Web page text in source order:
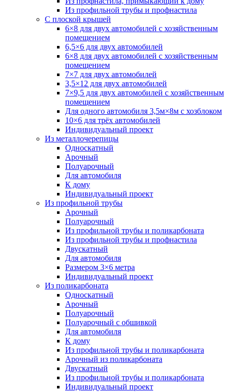
Из профильной трубы и профнастила
С плоской крышей
6×8 для двух автомобилей с хозяйственным
помещением
6,5×6 для двух автомобилей
6×8 для двух автомобилей с хозяйственным
помещением
7×7 для двух автомобилей
3,5×12 для двух автомобилей
7×9,5 для двух автомобилей с хозяйственным
помещением
Для одного автомобиля 3,5м×8м с хозблоком
10×6 для трёх автомобилей
Индивидуальный проект
Из металлочерепицы
Односкатный
Арочный
Полуарочный
Для автомобиля
К дому
Индивидуальный проект
Из профильной трубы
Арочный
Полуарочный
Из профильной трубы и поликарбоната
Из профильной трубы и профнастила
Двускатный
Для автомобиля
Размером 3×6 метра
Индивидуальный проект
Из поликарбоната
Односкатный
Арочный
Полуарочный
Полуарочный с обшивкой
Для автомобиля
К дому
Из профильной трубы и поликарбоната
Арочный из поликарбоната
Двускатный
Из профильной трубы и поликарбоната
Индивидуальный проект